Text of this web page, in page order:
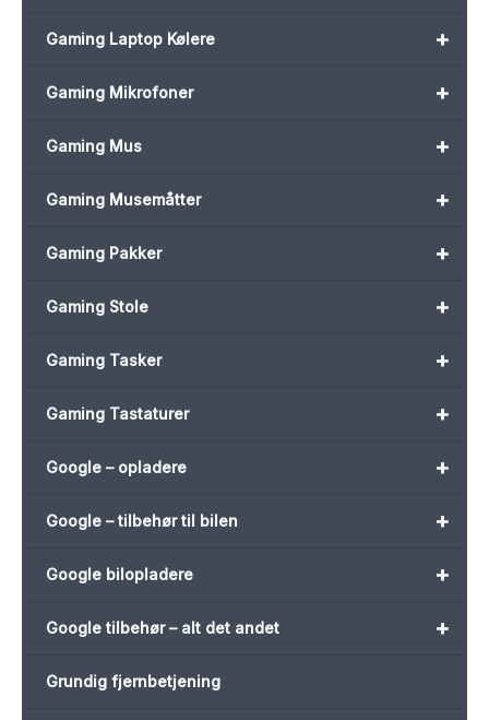
+
Gaming Laptop Kølere
+
Gaming Mikrofoner
+
Gaming Mus
+
Gaming Musemåtter
+
Gaming Pakker
+
Gaming Stole
+
Gaming Tasker
+
Gaming Tastaturer
+
Google – opladere
+
Google – tilbehør til bilen
+
Google bilopladere
+
Google tilbehør – alt det andet
Grundig fjernbetjening